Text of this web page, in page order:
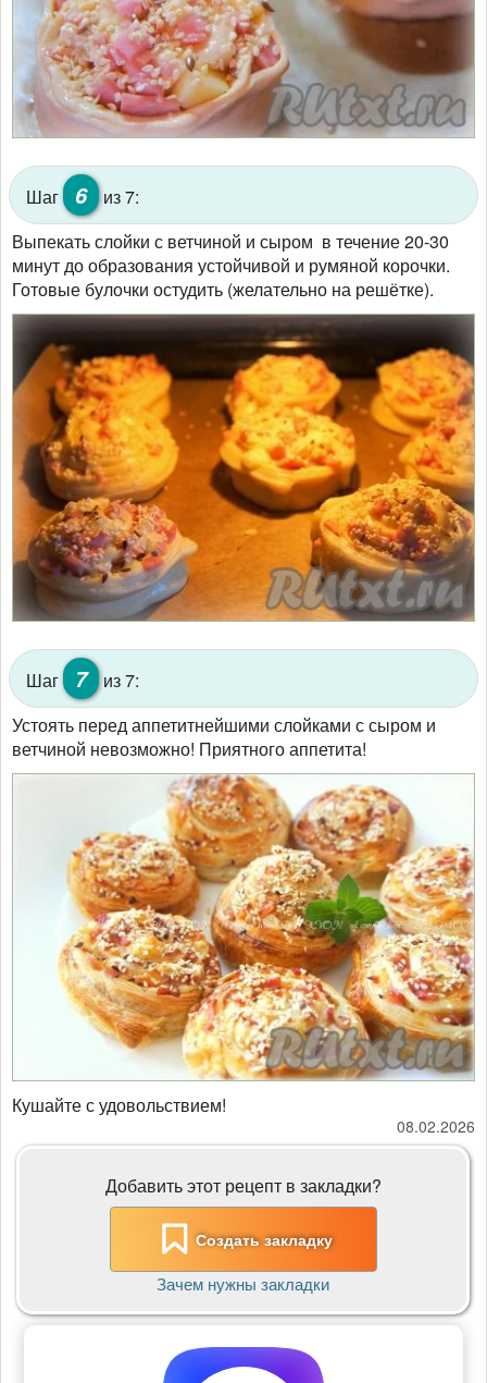
Шаг 6
из 7:
Выпекать слойки с ветчиной и сыром в течение 20-30
минут до образования устойчивой и румяной корочки.
Готовые булочки остудить (желательно на решётке).
Шаг 7
из 7:
Устоять перед аппетитнейшими слойками с сыром и
ветчиной невозможно! Приятного аппетита!
Кушайте с удовольствием!
08.02.2026
Добавить этот рецепт в закладки?
Создать закладку
Зачем нужны закладки